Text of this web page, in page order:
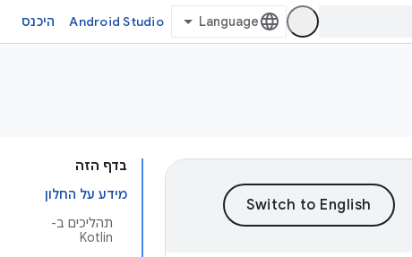
Android Studio היכנס
בדף הזה
מידע על החלון
תהליכים ב-
Kotlin